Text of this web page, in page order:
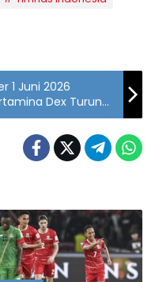
1 Juni 2026
Dex Turun